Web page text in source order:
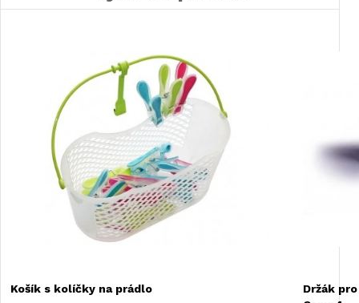
Košík s kolíčky na prádlo
Držák